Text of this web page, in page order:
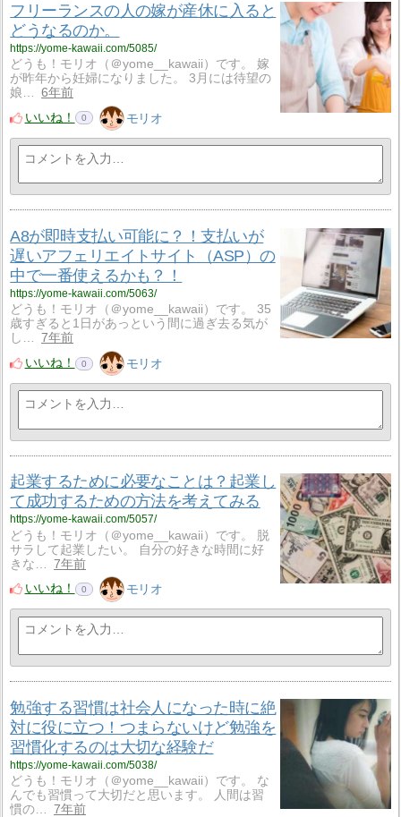
フリーランスの人の嫁が産休に入ると
どうなるのか。
https://yome-kawaii.com/5085/
どうも！モリオ（＠yome__kawaii）です。 嫁
が昨年から妊婦になりました。 3月には待望の
娘…
6年前
いいね！
0 モリオ
A8が即時支払い可能に？！支払いが
遅いアフェリエイトサイト（ASP）の
中で一番使えるかも？！
https://yome-kawaii.com/5063/
どうも！モリオ（＠yome__kawaii）です。 35
歳すぎると1日があっという間に過ぎ去る気が
し…
7年前
いいね！
0 モリオ
起業するために必要なことは？起業し
て成功するための方法を考えてみる
https://yome-kawaii.com/5057/
どうも！モリオ（＠yome__kawaii）です。 脱
サラして起業したい。 自分の好きな時間に好
きな…
7年前
いいね！
0 モリオ
勉強する習慣は社会人になった時に絶
対に役に立つ！つまらないけど勉強を
習慣化するのは大切な経験だ
https://yome-kawaii.com/5038/
どうも！モリオ（＠yome__kawaii）です。 な
んでも習慣って大切だと思います。 人間は習
慣の…
7年前